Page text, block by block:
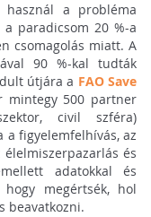
a probléma
paradicsom 20 %-a
csomagolás miatt. A
90 %-kal tudták
útjára a FAO Save
mintegy 500 partner
civil szféra)
a figyelemfelhívás, az
és
adatokkal és
hogy megértsék, hol
beavatkozni.